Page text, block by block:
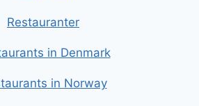
Restauranter
in Denmark
in Norway